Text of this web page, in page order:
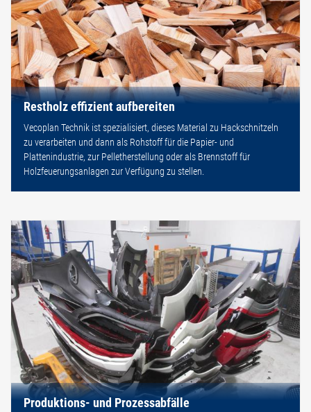
Restholz effizient aufbereiten
Vecoplan Technik ist spezialisiert, dieses Material zu Hackschnitzeln
zu verarbeiten und dann als Rohstoff für die Papier- und
Plattenindustrie, zur Pelletherstellung oder als Brennstoff für
Holzfeuerungsanlagen zur Verfügung zu stellen.
Produktions- und Prozessabfälle